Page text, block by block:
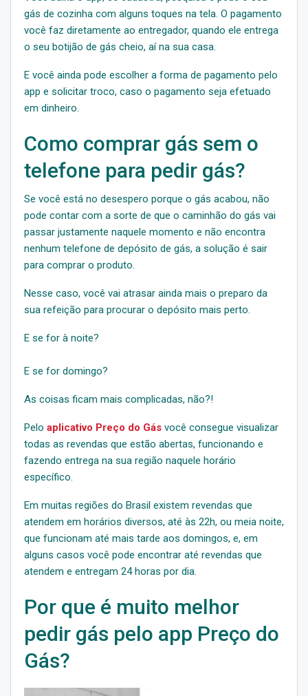
gás de cozinha com alguns toques na tela. O pagamento
você faz diretamente ao entregador, quando ele entrega
o seu botijão de gás cheio, aí na sua casa.
E você ainda pode escolher a forma de pagamento pelo
app e solicitar troco, caso o pagamento seja efetuado
em dinheiro.
Como comprar gás sem o
telefone para pedir gás?
Se você está no desespero porque o gás acabou, não
pode contar com a sorte de que o caminhão do gás vai
passar justamente naquele momento e não encontra
nenhum telefone de depósito de gás, a solução é sair
para comprar o produto.
Nesse caso, você vai atrasar ainda mais o preparo da
sua refeição para procurar o depósito mais perto.
E se for à noite?
E se for domingo?
As coisas ficam mais complicadas, não?!
Pelo aplicativo Preço do Gás você consegue visualizar
todas as revendas que estão abertas, funcionando e
fazendo entrega na sua região naquele horário
específico.
Em muitas regiões do Brasil existem revendas que
atendem em horários diversos, até às 22h, ou meia noite,
que funcionam até mais tarde aos domingos, e, em
alguns casos você pode encontrar até revendas que
atendem e entregam 24 horas por dia.
Por que é muito melhor
pedir gás pelo app Preço do
Gás?